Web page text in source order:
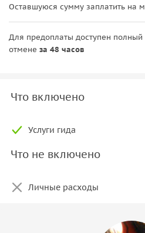
Оставшуюся сумму заплатить на
Для предоплаты доступен полный
отмене за 48 часов
Что включено
Услуги гида
Что не включено
Личные расходы